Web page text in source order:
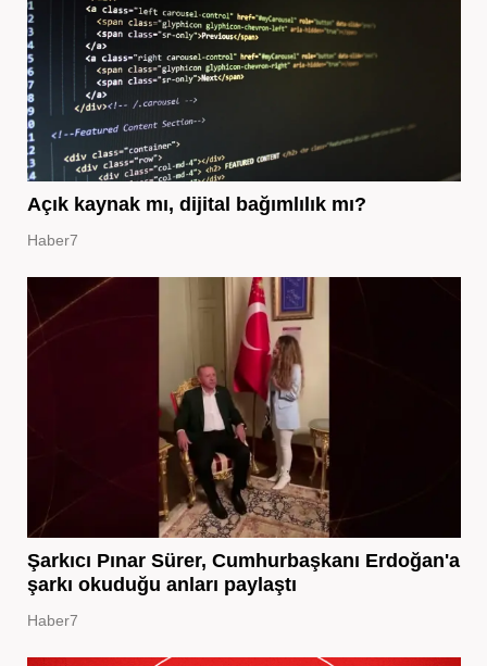
Açık kaynak mı, dijital bağımlılık mı?
Haber7
Şarkıcı Pınar Sürer, Cumhurbaşkanı Erdoğan'a
şarkı okuduğu anları paylaştı
Haber7